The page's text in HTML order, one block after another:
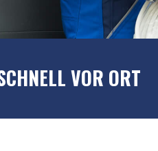
VOR ORT